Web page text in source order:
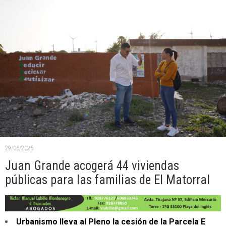
29/06/2026
Juan Grande acogerá 44 viviendas
públicas para las familias de El Matorral
Urbanismo lleva al Pleno la cesión de la Parcela E